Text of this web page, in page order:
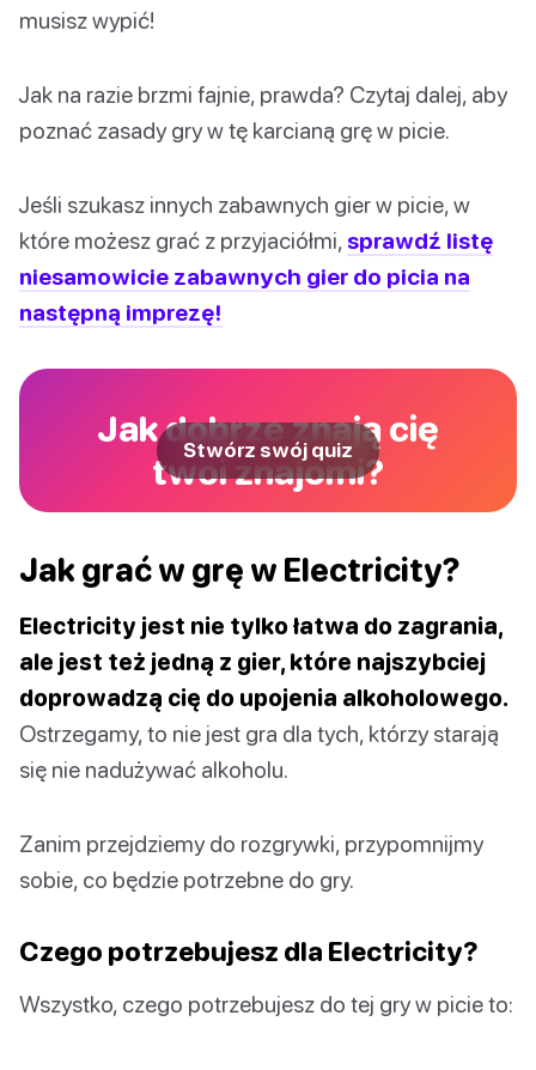
musisz wypić!
Jak na razie brzmi fajnie, prawda? Czytaj dalej, aby
poznać zasady gry w tę karcianą grę w picie.
Jeśli szukasz innych zabawnych gier w picie, w
które możesz grać z przyjaciółmi, sprawdź listę
niesamowicie zabawnych gier do picia na
następną imprezę!
Jak dobrze znają cię
twoi znajomi?
Stwórz swój quiz
Jak grać w grę w Electricity?
Electricity jest nie tylko łatwa do zagrania,
ale jest też jedną z gier, które najszybciej
doprowadzą cię do upojenia alkoholowego.
Ostrzegamy, to nie jest gra dla tych, którzy starają
się nie nadużywać alkoholu.
Zanim przejdziemy do rozgrywki, przypomnijmy
sobie, co będzie potrzebne do gry.
Czego potrzebujesz dla Electricity?
Wszystko, czego potrzebujesz do tej gry w picie to: